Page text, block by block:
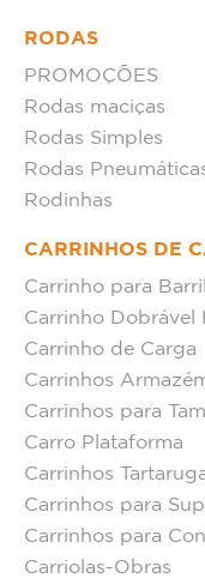
RODAS
PROMOÇÕES
Rodas maciças
Rodas Simples
Rodas
Rodinhas
CARRINHOS DE
Carrinho para
Carrinho Dobrável
Carrinho de Carga
Carrinhos
Carrinhos para
Carro Plataforma
Carrinhos
Carrinhos para
Carrinhos para
Carriolas-Obras